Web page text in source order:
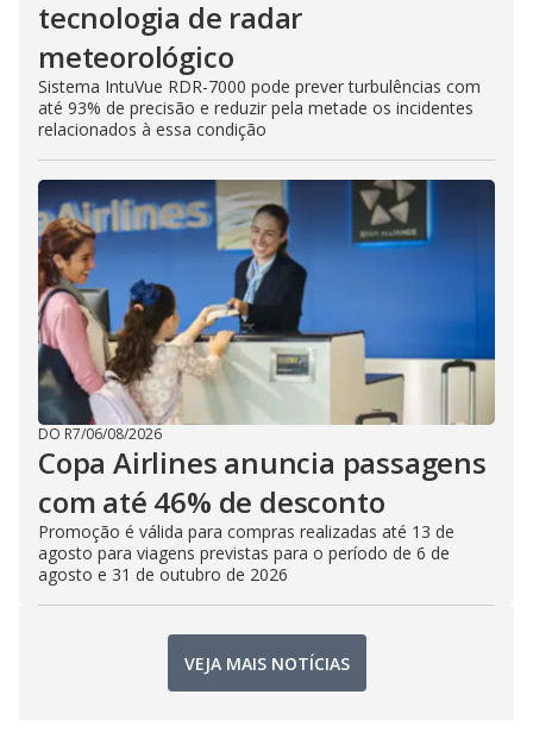
tecnologia de radar
meteorológico
Sistema IntuVue RDR-7000 pode prever turbulências com
até 93% de precisão e reduzir pela metade os incidentes
relacionados à essa condição
DO R7/06/08/2026
Copa Airlines anuncia passagens
com até 46% de desconto
Promoção é válida para compras realizadas até 13 de
agosto para viagens previstas para o período de 6 de
agosto e 31 de outubro de 2026
VEJA MAIS NOTÍCIAS